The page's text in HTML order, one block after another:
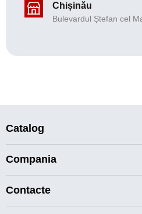
Chișinău
Bulevardul Ștefan cel
Catalog
Compania
Contacte